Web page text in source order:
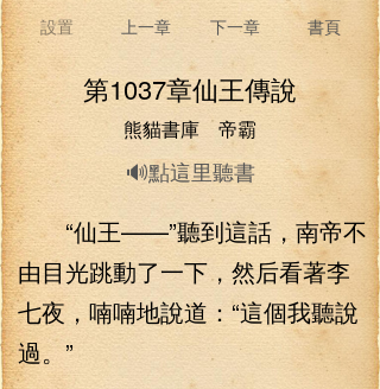
設置 上一章 下一章 書頁
第1037章仙王傳說
熊貓書庫 帝霸
🔊點這里聽書
“仙王——”聽到這話，南帝不
由目光跳動了一下，然后看著李
七夜，喃喃地說道：“這個我聽說
過。”